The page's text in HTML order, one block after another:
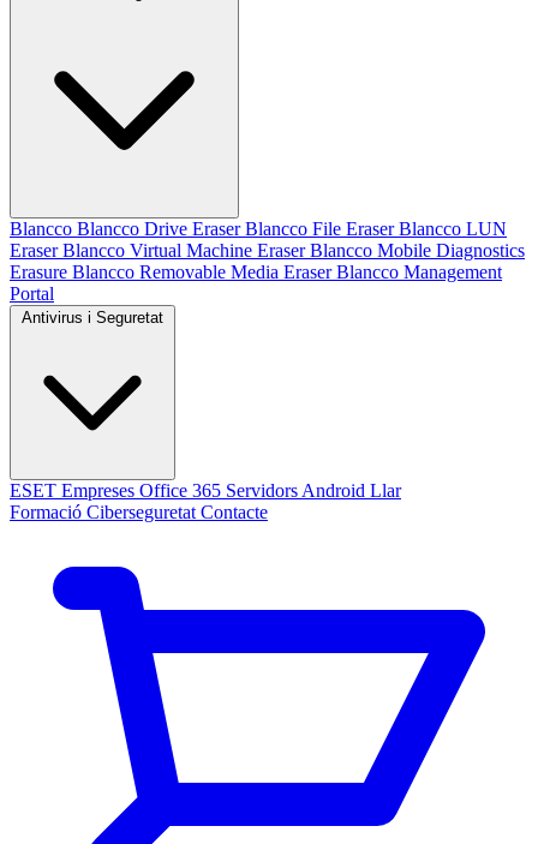
Blancco Blancco Drive EraserBlancco File EraserBlancco LUN
EraserBlancco Virtual Machine EraserBlancco Mobile Diagnostics
Erasure Blancco Removable Media EraserBlancco Management
Portal
ESET Empreses Office 365 Servidors Android Llar
Formació Ciberseguretat Contacte